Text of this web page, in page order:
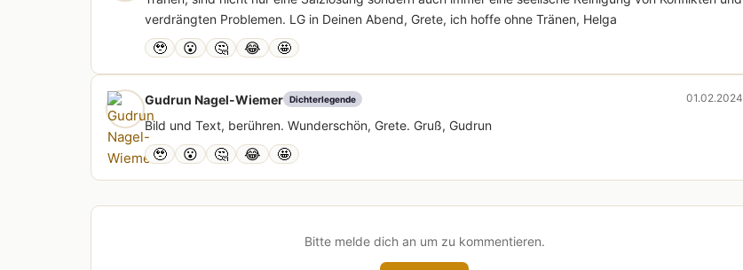
verdrängten Problemen. LG in Deinen Abend, Grete, ich hoffe ohne Tränen, Helga
🥹 😮 🤔 😂 🤩
Gudrun Nagel-Wiemer Dichterlegende 01.02.2024
Bild und Text, berühren. Wunderschön, Grete. Gruß, Gudrun
🥹 😮 🤔 😂 🤩
Bitte melde dich an um zu kommentieren.